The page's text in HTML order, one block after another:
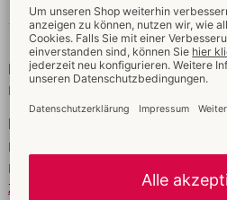
Gesamtlänge 7 cm (stark dehnbar)
TPE, PP.
Daten &
Eigenschaften
Für Männer
Daten
Farbe:
Material:
Zur Materialkunde